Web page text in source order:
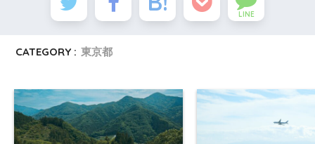
LINE
CATEGORY : 東京都